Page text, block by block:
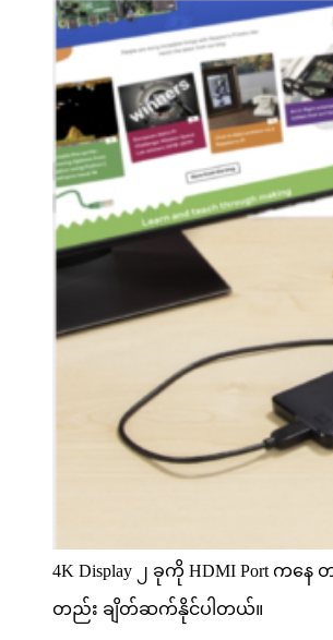
4K Display ၂ ခုကို HDMI Port ကန
တည်း ချိတ်ဆက်နိုင်ပါတယ်။